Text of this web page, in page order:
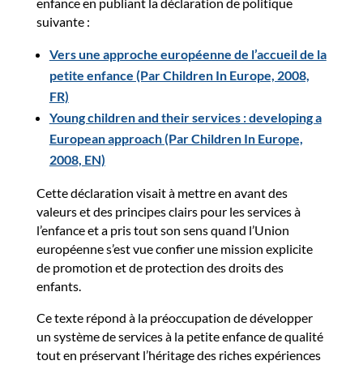
suivante :
Vers une approche européenne de l’accueil de la
petite enfance (Par Children In Europe, 2008,
FR)
Young children and their services : developing a
European approach (Par Children In Europe,
2008, EN)
Cette déclaration visait à mettre en avant des
valeurs et des principes clairs pour les services à
l’enfance et a pris tout son sens quand l’Union
européenne s’est vue confier une mission explicite
de promotion et de protection des droits des
enfants.
Ce texte répond à la préoccupation de développer
un système de services à la petite enfance de qualité
tout en préservant l’héritage des riches expériences